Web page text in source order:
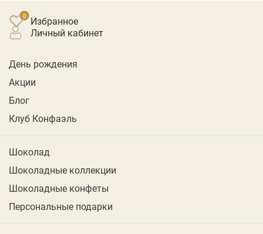
Избранное
личный кабинет
День рождения
Акции
Блог
Клуб Конфаэль
Шоколад
Шоколадные коллекции
Шоколадные конфеты
Персональные подарки